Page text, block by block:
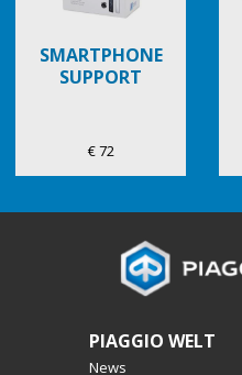
SMARTPHONE
SUPPORT
€ 72
PIAGGIO WELT
News